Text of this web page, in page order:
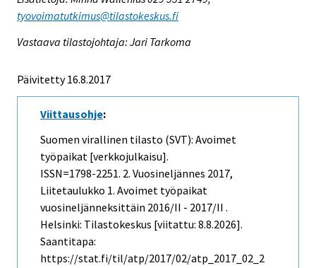
tyovoimatutkimus@tilastokeskus.fi
Vastaava tilastojohtaja: Jari Tarkoma
Päivitetty 16.8.2017
Viittausohje:
Suomen virallinen tilasto (SVT): Avoimet
työpaikat [verkkojulkaisu].
ISSN=1798-2251. 2. Vuosineljännes 2017,
Liitetaulukko 1. Avoimet työpaikat
vuosineljänneksittäin 2016/II - 2017/II .
Helsinki: Tilastokeskus [viitattu: 8.8.2026].
Saantitapa:
https://stat.fi/til/atp/2017/02/atp_2017_02_2